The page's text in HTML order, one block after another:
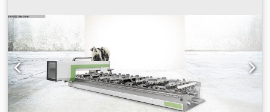
trasera y lateral • Dispositivos de seguridad conformes con
el Reglamento 2006/42/CE (Rover A 4.30) (equipamiento
opcional) Equipamiento adicional • Lector manual de
códigos de barras láser (no apto para códigos 2D/QR)